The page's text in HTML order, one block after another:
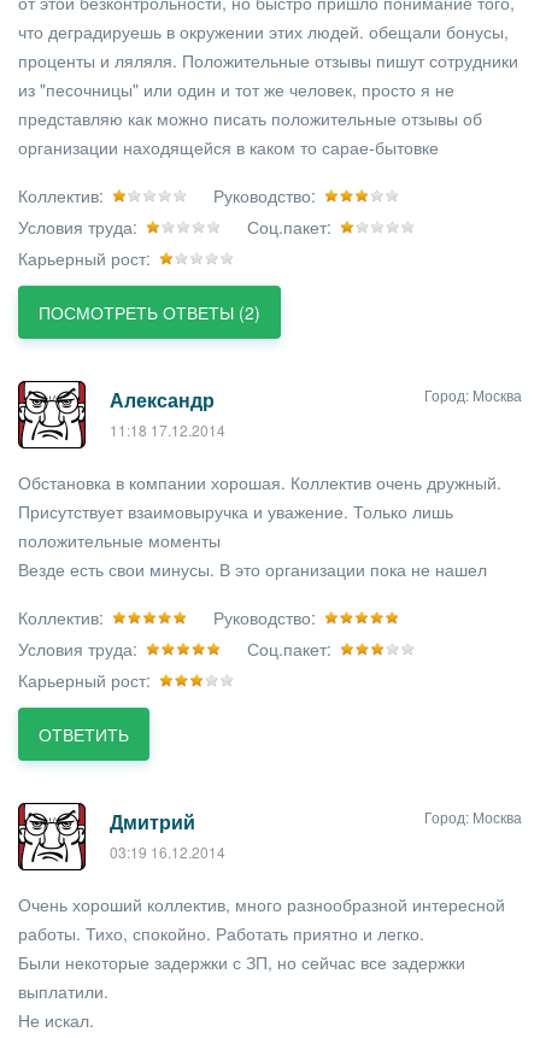
что деградируешь в окружении этих людей. обещали бонусы,
проценты и ляляля. Положительные отзывы пишут сотрудники
из "песочницы" или один и тот же человек, просто я не
представляю как можно писать положительные отзывы об
организации находящейся в каком то сарае-бытовке
Коллектив:
Руководство:
Условия труда:
Соц.пакет:
Карьерный рост:
ПОСМОТРЕТЬ ОТВЕТЫ (2)
Александр
11:18 17.12.2014
Город: Москва
Обстановка в компании хорошая. Коллектив очень дружный.
Присутствует взаимовыручка и уважение. Только лишь
положительные моменты
Везде есть свои минусы. В это организации пока не нашел
Коллектив:
Руководство:
Условия труда:
Соц.пакет:
Карьерный рост:
ОТВЕТИТЬ
Дмитрий
03:19 16.12.2014
Город: Москва
Очень хороший коллектив, много разнообразной интересной
работы. Тихо, спокойно. Работать приятно и легко.
Были некоторые задержки с ЗП, но сейчас все задержки
выплатили.
Не искал.